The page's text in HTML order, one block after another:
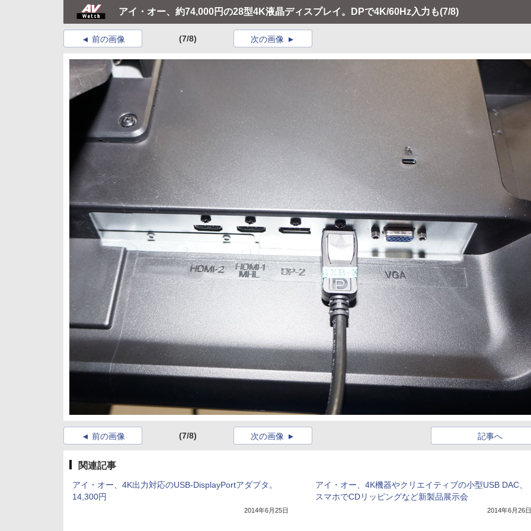
アイ・オー、約74,000円の28型4K液晶ディスプレイ。DPで4K/60Hz入力も(7/8)
前の画像 (7/8) 次の画像
前の画像 (7/8) 記事へ
次の画像
関連記事
アイ・オー、4K出力対応のUSB-DisplayPortアダプタ。
14,300円
2014年6月25日
アイ・オー、4K機器やクリエイティブの小型USB DAC、
スマホでCDリッピングなど新製品展示会
2014年6月26日